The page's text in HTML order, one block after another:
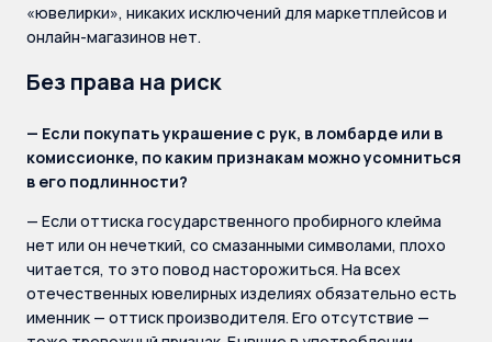
«ювелирки», никаких исключений для маркетплейсов и
онлайн-магазинов нет.
Без права на риск
— Если покупать украшение с рук, в ломбарде или в
комиссионке, по каким признакам можно усомниться
в его подлинности?
— Если оттиска государственного пробирного клейма
нет или он нечеткий, со смазанными символами, плохо
читается, то это повод насторожиться. На всех
отечественных ювелирных изделиях обязательно есть
именник — оттиск производителя. Его отсутствие —